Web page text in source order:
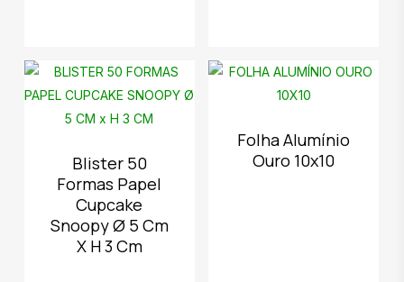
Blister 50
Formas Papel
Cupcake
Snoopy Ø 5 Cm
X H 3 Cm
Folha Alumínio
Ouro 10x10